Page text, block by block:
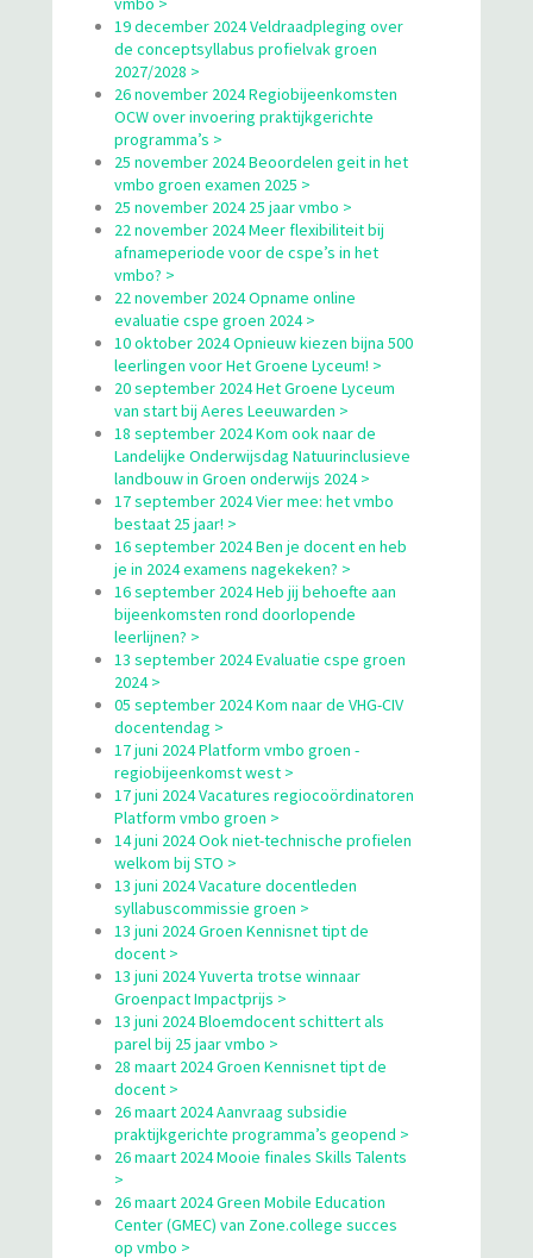
19 december 2024 Veldraadpleging over
de conceptsyllabus profielvak groen
2027/2028 >
26 november 2024 Regiobijeenkomsten
OCW over invoering praktijkgerichte
programma’s >
25 november 2024 Beoordelen geit in het
vmbo groen examen 2025 >
25 november 2024 25 jaar vmbo >
22 november 2024 Meer flexibiliteit bij
afnameperiode voor de cspe’s in het
vmbo? >
22 november 2024 Opname online
evaluatie cspe groen 2024 >
10 oktober 2024 Opnieuw kiezen bijna 500
leerlingen voor Het Groene Lyceum! >
20 september 2024 Het Groene Lyceum
van start bij Aeres Leeuwarden >
18 september 2024 Kom ook naar de
Landelijke Onderwijsdag Natuurinclusieve
landbouw in Groen onderwijs 2024 >
17 september 2024 Vier mee: het vmbo
bestaat 25 jaar! >
16 september 2024 Ben je docent en heb
je in 2024 examens nagekeken? >
16 september 2024 Heb jij behoefte aan
bijeenkomsten rond doorlopende
leerlijnen? >
13 september 2024 Evaluatie cspe groen
2024 >
05 september 2024 Kom naar de VHG-CIV
docentendag >
17 juni 2024 Platform vmbo groen -
regiobijeenkomst west >
17 juni 2024 Vacatures regiocoördinatoren
Platform vmbo groen >
14 juni 2024 Ook niet-technische profielen
welkom bij STO >
13 juni 2024 Vacature docentleden
syllabuscommissie groen >
13 juni 2024 Groen Kennisnet tipt de
docent >
13 juni 2024 Yuverta trotse winnaar
Groenpact Impactprijs >
13 juni 2024 Bloemdocent schittert als
parel bij 25 jaar vmbo >
28 maart 2024 Groen Kennisnet tipt de
docent >
26 maart 2024 Aanvraag subsidie
praktijkgerichte programma’s geopend >
26 maart 2024 Mooie finales Skills Talents
>
26 maart 2024 Green Mobile Education
Center (GMEC) van Zone.college succes
op vmbo >